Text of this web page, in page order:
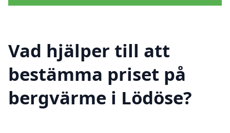
Vad hjälper till att
bestämma priset på
bergvärme i Lödöse?